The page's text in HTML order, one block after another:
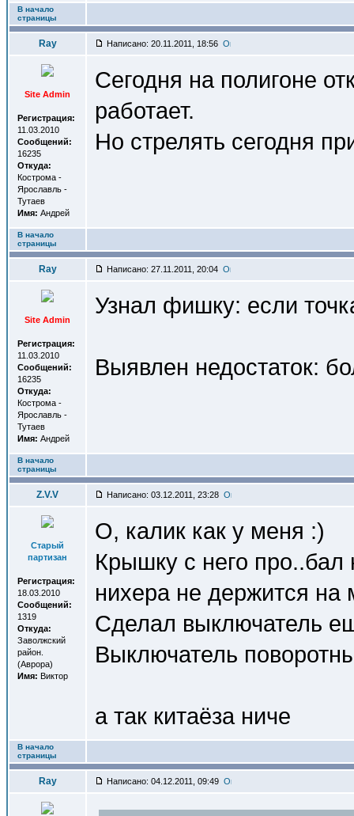
В начало
страницы
Ray Написано: 20.11.2011, 18:56
Site Admin
Регистрация:
11.03.2010
Сообщений:
16235
Откуда:
Кострома -
Ярославль -
Тутаев
Имя: Андрей
Сегодня на полигоне
работает.
Но стрелять сегодня
В начало
страницы
Ray Написано: 27.11.2011, 20:04
Site Admin
Регистрация:
11.03.2010
Сообщений:
16235
Откуда:
Кострома -
Ярославль -
Тутаев
Имя: Андрей
Узнал фишку: если
Выявлен недостаток:
В начало
страницы
Z.V.V Написано: 03.12.2011, 23:28
Старый
партизан
Регистрация:
18.03.2010
Сообщений:
1319
Откуда:
Заволжский
район.
(Аврора)
Имя: Виктор
О, калик как у меня :)
Крышку с него
нихера не держится на
Сделал выключатель
Выключатель
а так китаёза ниче
В начало
страницы
Ray Написано: 04.12.2011, 09:49